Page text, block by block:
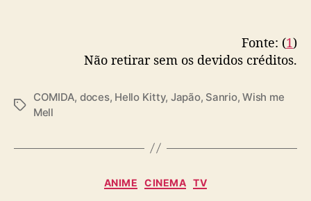
Fonte: (1)
Não retirar sem os devidos créditos.
T
s
COMIDA, doces, Hello Kitty, Japão, Sanrio,Wish me
Mell
C
ANIME CINEMA TV